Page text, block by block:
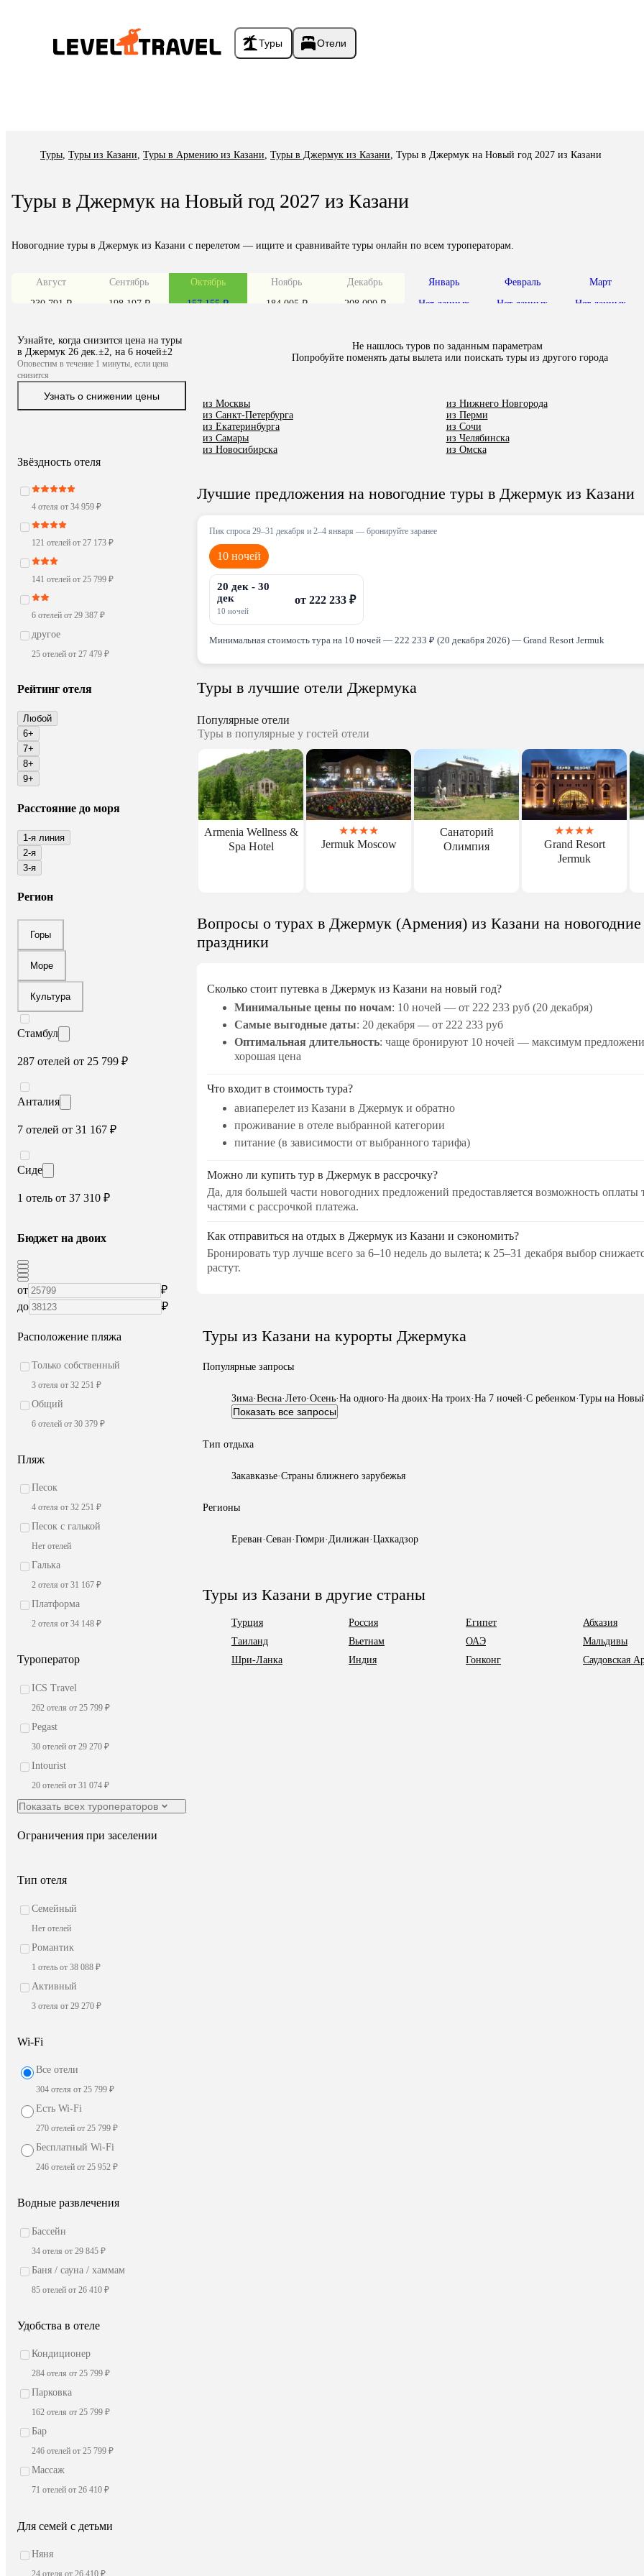
Туры Отели
Туры Туры из Казани Туры в Армению из Казани Туры в Джермук из Казани Туры в Джермук на Новый год 2027 из Казани
Туры в Джермук на Новый год 2027 из Казани
Новогодние туры в Джермук из Казани с перелетом — ищите и сравнивайте туры онлайн по всем туроператорам.
Август
230 791 ₽
Сентябрь
198 197 ₽
Октябрь
157 155 ₽
Ноябрь
184 005 ₽
Декабрь
208 090 ₽
Январь
Нет данных
Февраль
Нет данных
Март
Нет данных
Узнайте, когда снизится цена на туры
в Джермук 26 дек.±2, на 6 ночей±2
Оповестим в течение 1 минуты, если цена
снизится
Узнать о снижении цены
Звёздность отеля
4 отеля от 34 959 ₽
121 отелей от 27 173 ₽
141 отелей от 25 799 ₽
6 отелей от 29 387 ₽
другое
25 отелей от 27 479 ₽
Рейтинг отеля
Любой
6+
7+
8+
9+
Расстояние до моря
1-я линия
2-я
3-я
Регион
Горы
Море
Культура
Стамбул
287 отелей от 25 799 ₽
Анталия
7 отелей от 31 167 ₽
Сиде
1 отель от 37 310 ₽
Бюджет на двоих
от
₽
до
₽
Расположение пляжа
Только собственный
3 отеля от 32 251 ₽
Общий
6 отелей от 30 379 ₽
Пляж
Песок
4 отеля от 32 251 ₽
Песок с галькой
Нет отелей
Галька
2 отеля от 31 167 ₽
Платформа
2 отеля от 34 148 ₽
Туроператор
ICS Travel
262 отеля от 25 799 ₽
Pegast
30 отелей от 29 270 ₽
Intourist
20 отелей от 31 074 ₽
Показать всех туроператоров
Ограничения при заселении
Тип отеля
Семейный
Нет отелей
Романтик
1 отель от 38 088 ₽
Активный
3 отеля от 29 270 ₽
Wi-Fi
Все отели
304 отеля от 25 799 ₽
Есть Wi-Fi
270 отелей от 25 799 ₽
Бесплатный Wi-Fi
246 отелей от 25 952 ₽
Водные развлечения
Бассейн
34 отеля от 29 845 ₽
Баня / сауна / хаммам
85 отелей от 26 410 ₽
Удобства в отеле
Кондиционер
284 отеля от 25 799 ₽
Парковка
162 отеля от 25 799 ₽
Бар
246 отелей от 25 799 ₽
Массаж
71 отелей от 26 410 ₽
Для семей с детьми
Няня
24 отеля от 26 410 ₽
Не нашлось туров по заданным параметрам
Попробуйте поменять даты вылета или поискать туры из другого города
из Москвы
из Санкт-Петербурга
из Екатеринбурга
из Самары
из Новосибирска
из Нижнего Новгорода
из Перми
из Сочи
из Челябинска
из Омска
Лучшие предложения на новогодние туры в Джермук из Казани
Пик спроса 29–31 декабря и 2–4 января — бронируйте заранее
10 ночей
20 дек - 30
дек
10 ночей
от 222 233 ₽
Минимальная стоимость тура на 10 ночей — 222 233 ₽ (20 декабря 2026) — Grand Resort Jermuk
Туры в лучшие отели Джермука
Популярные отели
Туры в популярные у гостей отели
Armenia Wellness &
Spa Hotel
★★★★
Jermuk Moscow
Санаторий
Олимпия
★★★★
Grand Resort
Jermuk
Вопросы о турах в Джермук (Армения) из Казани на новогодние
праздники
Сколько стоит путевка в Джермук из Казани на новый год?
Минимальные цены по ночам: 10 ночей — от 222 233 руб (20 декабря)
Самые выгодные даты: 20 декабря — от 222 233 руб
Оптимальная длительность: чаще бронируют 10 ночей — максимум
хорошая цена
Что входит в стоимость тура?
авиаперелет из Казани в Джермук и обратно
проживание в отеле выбранной категории
питание (в зависимости от выбранного тарифа)
Можно ли купить тур в Джермук в рассрочку?
Да, для большей части новогодних предложений предоставляется возможность оплаты
частями с рассрочкой платежа.
Как отправиться на отдых в Джермук из Казани и сэкономить?
Бронировать тур лучше всего за 6–10 недель до вылета; к 25–31 декабря выбор
растут.
Туры из Казани на курорты Джермука
Популярные запросы
Зима·Весна·Лето·Осень·На одного·На двоих·На троих·На 7 ночей·С ребенком·Туры на
Показать все запросы
Тип отдыха
Закавказье·Страны ближнего зарубежья
Регионы
Ереван·Севан·Гюмри· Дилижан·Цахкадзор
Туры из Казани в другие страны
Турция Россия Египет
Абхазия
Таиланд
Вьетнам ОАЭ
Мальдивы
Шри-Ланка
Индия Гонконг Саудовская